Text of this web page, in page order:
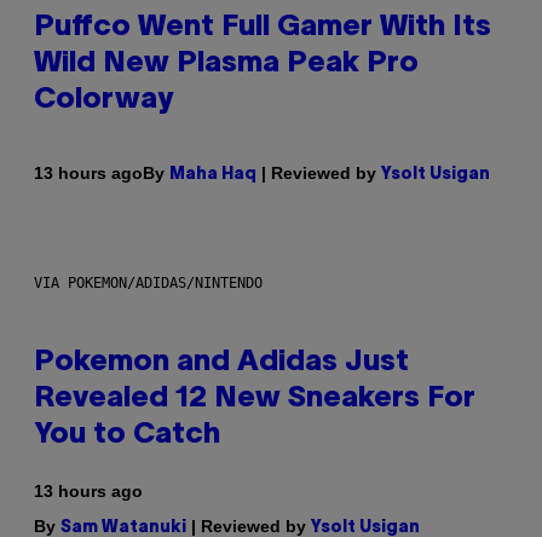
Puffco Went Full Gamer With Its
Wild New Plasma Peak Pro
Colorway
13 hours agoBy Maha Haq | Reviewed by Ysolt Usigan
VIA POKEMON/ADIDAS/NINTENDO
Pokemon and Adidas Just
Revealed 12 New Sneakers For
You to Catch
13 hours ago
By Sam Watanuki | Reviewed by Ysolt Usigan